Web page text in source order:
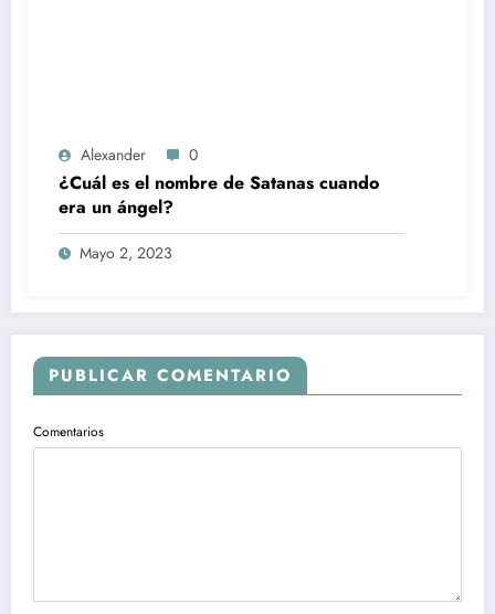
Alexander 0
¿Cuál es el nombre de Satanas cuando
era un ángel?
Mayo 2, 2023
PUBLICAR COMENTARIO
Comentarios